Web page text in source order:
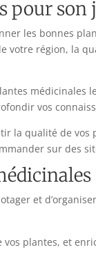
pour son
les bonnes
région, la
médicinales
vos
la qualité de vos
sur des
et
plantes, et